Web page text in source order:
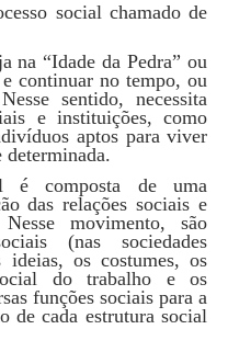
social chamado de
na “Idade da Pedra” ou
continuar no tempo, ou
sentido, necessita
e instituições, como
aptos para viver
é composta de uma
das relações sociais e
movimento, são
(nas sociedades
ideias, os costumes, os
do trabalho e os
funções sociais para a
de cada estrutura social